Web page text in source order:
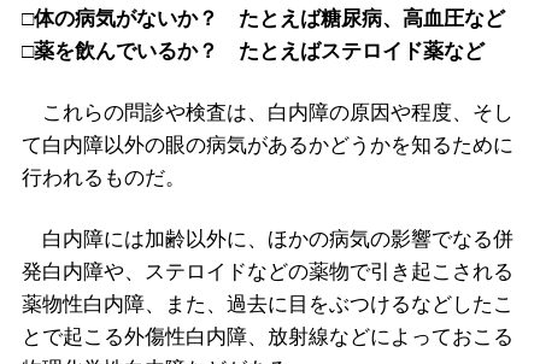
□体の病気がないか？ たとえば糖尿病、高血圧など
□薬を飲んでいるか？ たとえばステロイド薬など
これらの問診や検査は、白内障の原因や程度、そし
て白内障以外の眼の病気があるかどうかを知るために
行われるものだ。
白内障には加齢以外に、ほかの病気の影響でなる併
発白内障や、ステロイドなどの薬物で引き起こされる
薬物性白内障、また、過去に目をぶつけるなどしたこ
とで起こる外傷性白内障、放射線などによっておこる